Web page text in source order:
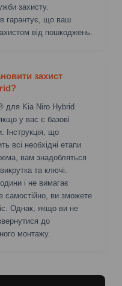
захисту.
гарантує, що ваш
від пошкоджень.
захист
для Kia Niro Hybrid
у вас є базові
Інструкція, що
всі необхідні етапи
вам знадобляться
та ключі.
і не вимагає
самостійно, ви зможете
Однак, якщо ви не
до
монтажу.